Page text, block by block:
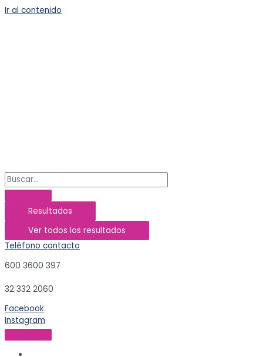
Ir al contenido
Resultados
Ver todos los resultados
Teléfono contacto
600 3600 397
32 332 2060
Facebook
Instagram